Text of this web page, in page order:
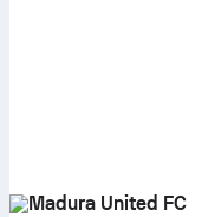
Madura United FC